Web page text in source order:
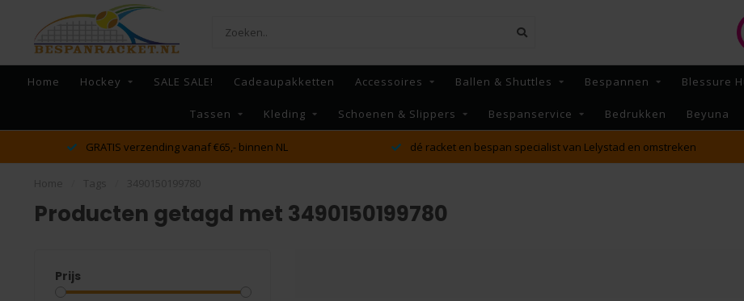
Home Hockey SALE SALE! Cadeaupakketten Accessoires Ballen & Shuttles Bespannen Blessure
Tassen Kleding Schoenen & Slippers Bespanservice Bedrukken Beyuna
dé racket en bespan specialist van Lelystad en omstreken
MAANDAG t/m VRIJDAG voor 16:00 besteld, Dezelfde dag
verzonden!*
Producten getagd met 3490150199780
Prijs